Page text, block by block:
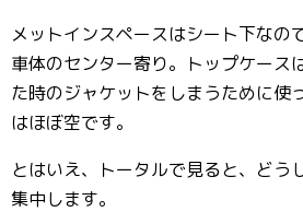
メットインスペースはシート下なの
車体のセンター寄り。トップケース
た時のジャケットをしまうために使
はほぼ空です。
とはいえ、トータルで見ると、どう
集中します。